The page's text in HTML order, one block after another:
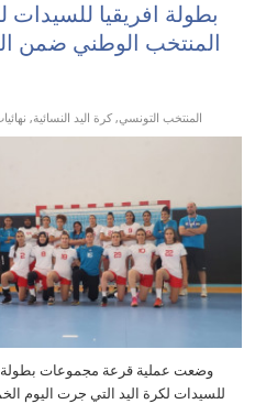
بطولة افريقيا للسيدات
المنتخب الوطني ضمن
المنتخب التونسي,كرة اليد النسائية,
وضعت عملية قرعة مجموعات بطولة